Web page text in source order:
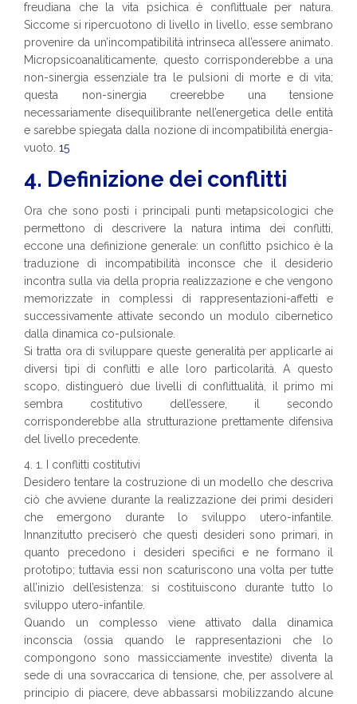
freudiana che la vita psichica è conflittuale per natura.
Siccome si ripercuotono di livello in livello, esse sembrano
provenire da un’incompatibilità intrinseca all’essere animato.
Micropsicoanaliticamente, questo corrisponderebbe a una
non-sinergia essenziale tra le pulsioni di morte e di vita;
questa non-sinergia creerebbe una tensione
necessariamente disequilibrante nell’energetica delle entità
e sarebbe spiegata dalla nozione di incompatibilità energia-
vuoto. 15
4. Definizione dei conflitti
Ora che sono posti i principali punti metapsicologici che
permettono di descrivere la natura intima dei conflitti,
eccone una definizione generale: un conflitto psichico è la
traduzione di incompatibilità inconsce che il desiderio
incontra sulla via della propria realizzazione e che vengono
memorizzate in complessi di rappresentazioni-affetti e
successivamente attivate secondo un modulo cibernetico
dalla dinamica co-pulsionale.
Si tratta ora di sviluppare queste generalità per applicarle ai
diversi tipi di conflitti e alle loro particolarità. A questo
scopo, distinguerò due livelli di conflittualità, il primo mi
sembra costitutivo dell’essere, il secondo
corrisponderebbe alla strutturazione prettamente difensiva
del livello precedente.
4. 1. I conflitti costitutivi
Desidero tentare la costruzione di un modello che descriva
ciò che avviene durante la realizzazione dei primi desideri
che emergono durante lo sviluppo utero-infantile.
Innanzitutto preciserò che questi desideri sono primari, in
quanto precedono i desideri specifici e ne formano il
prototipo; tuttavia essi non scaturiscono una volta per tutte
all’inizio dell’esistenza: si costituiscono durante tutto lo
sviluppo utero-infantile.
Quando un complesso viene attivato dalla dinamica
inconscia (ossia quando le rappresentazioni che lo
compongono sono massicciamente investite) diventa la
sede di una sovraccarica di tensione, che, per assolvere al
principio di piacere, deve abbassarsi mobilizzando alcune